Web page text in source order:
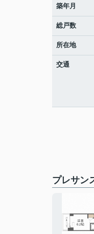
築年月
総戸数
所在地
交通
プレサン